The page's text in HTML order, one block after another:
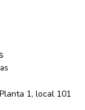
1, local 101